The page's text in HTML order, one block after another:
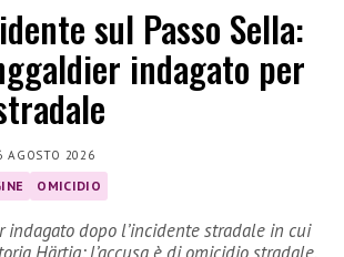
sul Passo Sella:
indagato per
AGOSTO 2026
OMICIDIO
indagato dopo l’incidente stradale in cui